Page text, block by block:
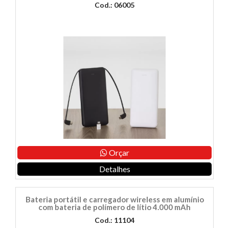
Cod.: 06005
Orçar
Detalhes
Bateria portátil e carregador wireless em alumínio
com bateria de polímero de lítio 4.000 mAh
Cod.: 11104